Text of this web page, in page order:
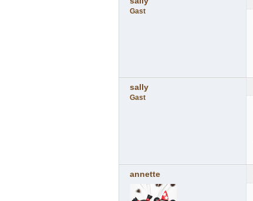
Gast
sally
Gast
annette